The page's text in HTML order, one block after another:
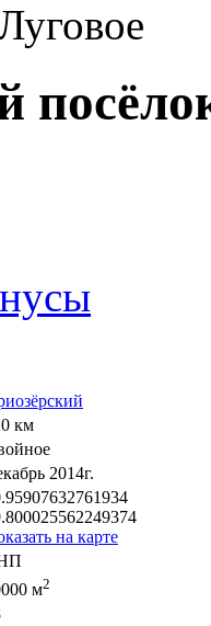
км
2014г.
на карте
м2